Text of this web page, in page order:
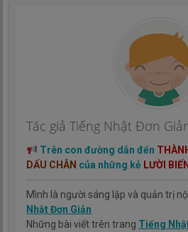
Tác giả Tiếng Nhật Đơn
Trên con đường dẫn đến
DẤU CHÂN của những kẻ LƯỜI
Mình là người sáng lập và quản trị
Nhật Đơn Giản
Những bài viết trên trang Tiếng